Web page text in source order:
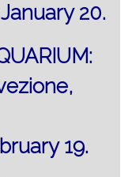
20.
19.